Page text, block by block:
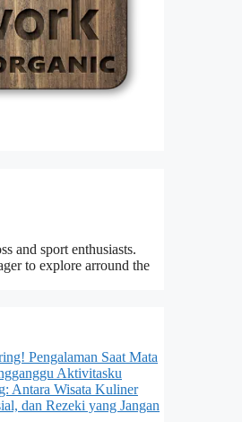
and sport enthusiasts.
to explore arround the
Pengalaman Saat Mata
Aktivitasku
Antara Wisata Kuliner
dan Rezeki yang Jangan